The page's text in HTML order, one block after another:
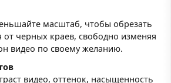
масштаб, чтобы обрезать
от черных краев, свободно изменяя
видео по своему желанию.
видео, оттенок, насыщенность